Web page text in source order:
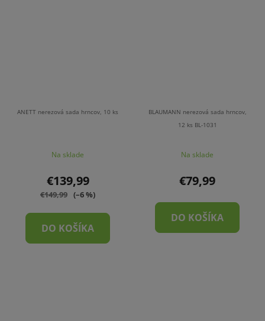
ANETT nerezová sada hrncov, 10 ks
Na sklade
€139,99
€149,99 (–6 %)
DO KOŠÍKA
BLAUMANN nerezová sada hrncov,
12 ks BL-1031
Na sklade
€79,99
DO KOŠÍKA